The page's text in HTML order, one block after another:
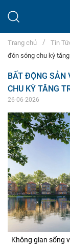
Trang chủ Tin
đón sóng chu kỳ
BẤT ĐỘNG SẢN
CHU KỲ TĂNG
26-06-2026
Không gian sống